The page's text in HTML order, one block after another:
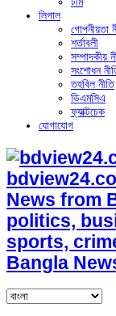
লিগাল
গোপনীয়তা
শর্তাবলী
সম্পাদকীয়
সংশোধন
তহবিল নীতি
ডিএমসিএ
ফ্যাক্টচেক
যোগাযোগ
News from
politics,
sports,
Bangla